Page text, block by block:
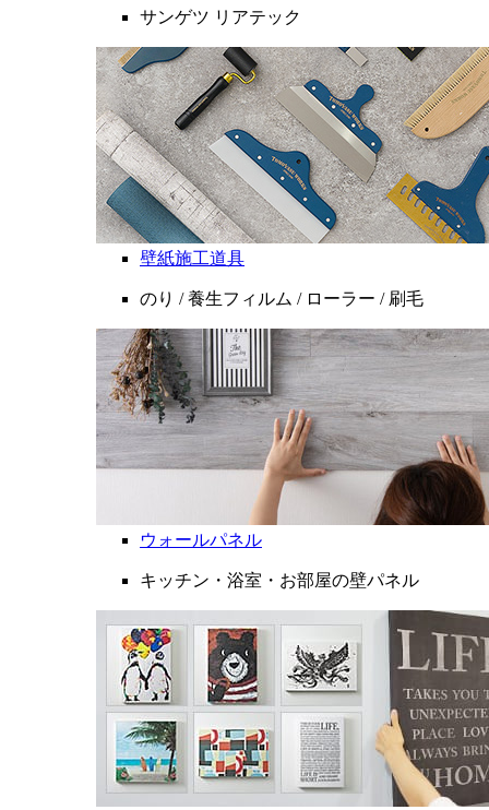
サンゲツ リアテック
壁紙施工道具
のり / 養生フィルム / ローラー / 刷毛
ウォールパネル
キッチン・浴室・お部屋の壁パネル